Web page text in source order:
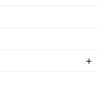
+